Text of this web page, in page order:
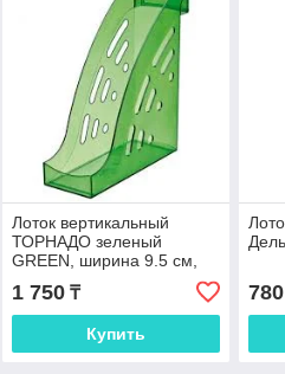
Лоток вертикальный
ТОРНАДО зеленый
GREEN, ширина 9.5 см,
СТАММ
1 750₸
Купить
780